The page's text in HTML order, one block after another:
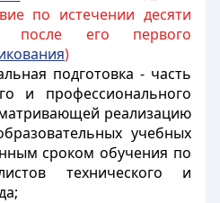
по истечении десяти
после его первого
)
подготовка - часть
и профессионального
реализацию
учебных
сроком обучения по
технического и